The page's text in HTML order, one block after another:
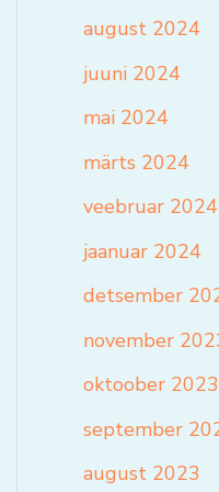
august 2024
juuni 2024
mai 2024
märts 2024
veebruar 2024
jaanuar 2024
detsember
november
oktoober 2023
september
august 2023